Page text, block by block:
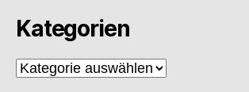
Kategorien
Kategorien